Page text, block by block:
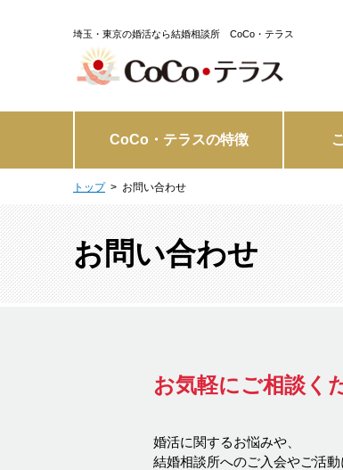
埼玉・東京の婚活なら結婚相談所 CoCo・テラス
CoCo・テラスの特徴
トップ お問い合わせ
お問い合わせ
お気軽にご相談く
婚活に関するお悩みや、
結婚相談所へのご入会やご活動